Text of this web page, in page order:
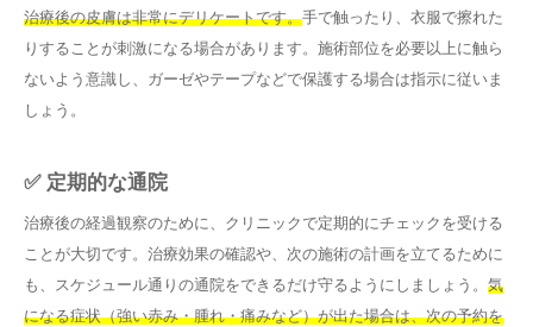
治療後の皮膚は非常にデリケートです。手で触ったり、衣服で擦れた
りすることが刺激になる場合があります。施術部位を必要以上に触ら
ないよう意識し、ガーゼやテープなどで保護する場合は指示に従いま
しょう。
✅ 定期的な通院
治療後の経過観察のために、クリニックで定期的にチェックを受ける
ことが大切です。治療効果の確認や、次の施術の計画を立てるために
も、スケジュール通りの通院をできるだけ守るようにしましょう。 気
になる症状（強い赤み・腫れ・痛みなど）が出た場合は、次の予約を